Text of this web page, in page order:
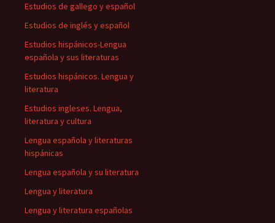
Estudios de gallego y español
Estudios de inglés y español
Estudios hispánicos-Lengua
española y sus literaturas
Estudios hispánicos. Lengua y
literatura
Estudios ingleses. Lengua,
literatura y cultura
Lengua española y literaturas
hispánicas
Lengua española y su literatura
Lengua y literatura
Lengua y literatura españolas